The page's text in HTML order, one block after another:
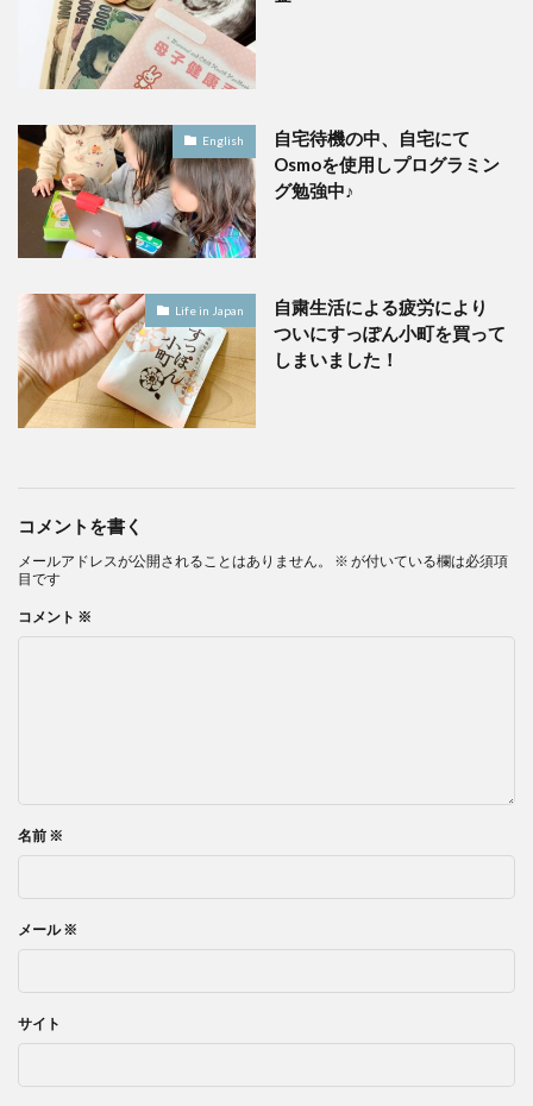
English
自宅待機の中、自宅にて
Osmoを使用しプログラミン
グ勉強中♪
Life in Japan
自粛生活による疲労により
ついにすっぽん小町を買って
しまいました！
コメントを書く
メールアドレスが公開されることはありません。 ※ が付いている欄は必須項
目です
コメント ※
名前 ※
メール※
サイト